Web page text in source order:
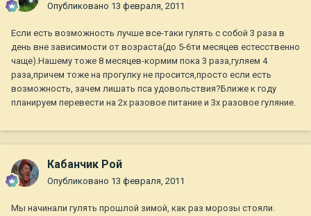
Опубликовано 13 февраля, 2011
Если есть возможность лучше все-таки гулять с собой 3 раза в
день вне зависимости от возраста(до 5-6ти месяцев естесственно
чаще).Нашему тоже 8 месяцев-кормим пока 3 раза,гуляем 4
раза,причем тоже на прогулку не просится,просто если есть
возможность, зачем лишать пса удовольствия?Ближе к году
планируем перевести на 2х разовое питание и 3х разовое гуляние.
Кабанчик Рой
Опубликовано 13 февраля, 2011
Мы начинали гулять прошлой зимой, как раз морозы стояли.